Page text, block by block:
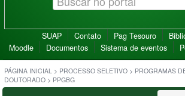
SUAP Contato Pag Tesouro
Moodle
Documentos Sistema de eventos
PÁGINA INICIAL > PROCESSO SELETIVO > PROGRAMAS
DOUTORADO > PPGBG